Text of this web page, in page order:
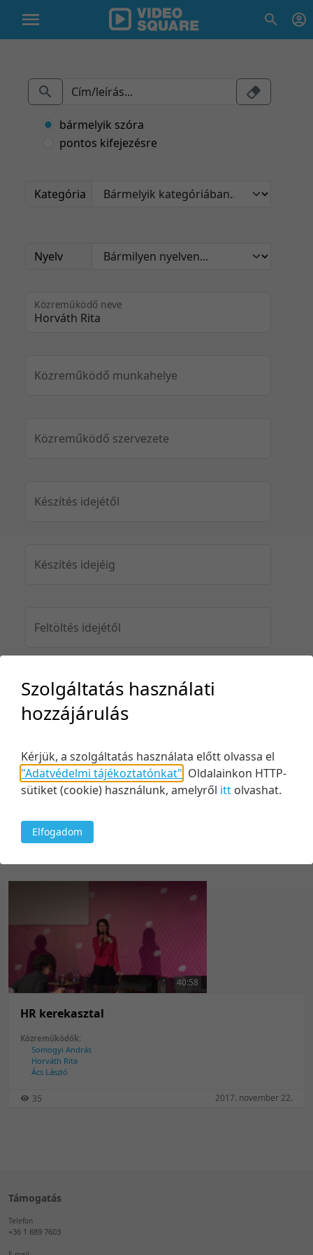
bármelyik szóra
pontos kifejezésre
Kategória
Nyelv
Közreműködő neve
Közreműködő munkahelye
Közreműködő szervezete
Készítés idejétől
Készítés idejéig
Feltöltés idejétől
Feltöltés idejéig
Keresés
Relevancia szerint
Kezdés/felvétel dátuma szerint
Feltöltés dátuma szerint
Utolsó módosítás szerint
5 tétel/oldal
20 tétel/oldal
50 tétel/oldal
100 tétel/oldal
40:58
HR kerekasztal
Közreműködők:
Somogyi András
Horváth Rita
Ács László
35 2017. november 22.
Támogatás
Telefon
+36 1 889 7603
Szolgáltatás használati
hozzájárulás
Kérjük, a szolgáltatás használata előtt olvassa el
"Adatvédelmi tájékoztatónkat" Oldalainkon HTTP-
sütiket (cookie) használunk, amelyről itt olvashat.
Elfogadom